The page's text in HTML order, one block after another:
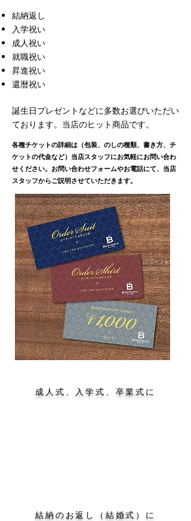
​結納返し
入学祝い
成人祝い
就職祝い
昇進祝い
還暦祝い
誕生日プレゼントなどに多数お選びいただい
ております。当店のヒット商品です。
​各種チケットの詳細は（包装、のしの種類、書き方、チ
ケットの代金など）当店スタッフにお気軽にお問い合わ
せください。お問い合わせフォームやお電話にて、当店
スタッフからご説明させていただきます。
成人式、入学式、卒業式に
結納のお返し（結婚式）に